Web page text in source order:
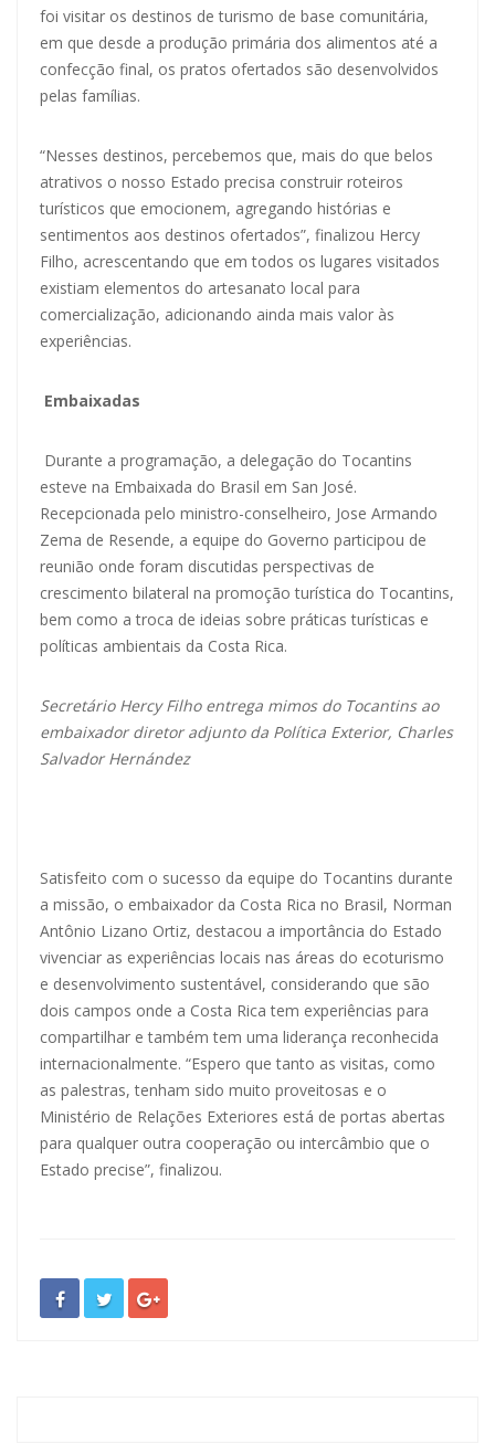
foi visitar os destinos de turismo de base comunitária,
em que desde a produção primária dos alimentos até a
confecção final, os pratos ofertados são desenvolvidos
pelas famílias.
“Nesses destinos, percebemos que, mais do que belos
atrativos o nosso Estado precisa construir roteiros
turísticos que emocionem, agregando histórias e
sentimentos aos destinos ofertados”, finalizou Hercy
Filho, acrescentando que em todos os lugares visitados
existiam elementos do artesanato local para
comercialização, adicionando ainda mais valor às
experiências.
Embaixadas
Durante a programação, a delegação do Tocantins
esteve na Embaixada do Brasil em San José.
Recepcionada pelo ministro-conselheiro, Jose Armando
Zema de Resende, a equipe do Governo participou de
reunião onde foram discutidas perspectivas de
crescimento bilateral na promoção turística do Tocantins,
bem como a troca de ideias sobre práticas turísticas e
políticas ambientais da Costa Rica.
Secretário Hercy Filho entrega mimos do Tocantins ao
embaixador diretor adjunto da Política Exterior, Charles
Salvador Hernández
Satisfeito com o sucesso da equipe do Tocantins durante
a missão, o embaixador da Costa Rica no Brasil, Norman
Antônio Lizano Ortiz, destacou a importância do Estado
vivenciar as experiências locais nas áreas do ecoturismo
e desenvolvimento sustentável, considerando que são
dois campos onde a Costa Rica tem experiências para
compartilhar e também tem uma liderança reconhecida
internacionalmente. “Espero que tanto as visitas, como
as palestras, tenham sido muito proveitosas e o
Ministério de Relações Exteriores está de portas abertas
para qualquer outra cooperação ou intercâmbio que o
Estado precise”, finalizou.